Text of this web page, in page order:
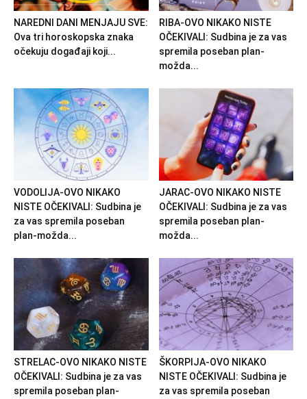
NAREDNI DANI MENJAJU SVE:
Ova tri horoskopska znaka
očekuju događaji koji...
RIBA-OVO NIKAKO NISTE
OČEKIVALI: Sudbina je za vas
spremila poseban plan-
možda...
VODOLIJA-OVO NIKAKO
NISTE OČEKIVALI: Sudbina je
za vas spremila poseban
plan-možda...
JARAC-OVO NIKAKO NISTE
OČEKIVALI: Sudbina je za vas
spremila poseban plan-
možda...
STRELAC-OVO NIKAKO NISTE
OČEKIVALI: Sudbina je za vas
spremila poseban plan-
ŠKORPIJA-OVO NIKAKO
NISTE OČEKIVALI: Sudbina je
za vas spremila poseban